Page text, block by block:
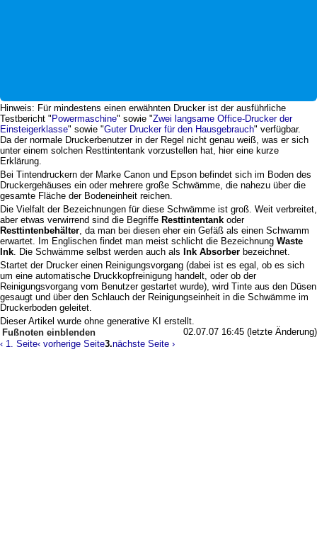
Hinweis: Für mindestens einen erwähnten Drucker ist der ausführliche
Testbericht " Powermaschine" sowie "Zwei langsame Office-Drucker der
Einsteigerklasse" sowie "Guter Drucker für den Hausgebrauch" verfügbar.
Da der normale Druckerbenutzer in der Regel nicht genau weiß, was er sich
unter einem solchen Resttintentank vorzustellen hat, hier eine kurze
Erklärung.
Bei Tintendruckern der Marke Canon und Epson befindet sich im Boden des
Druckergehäuses ein oder mehrere große Schwämme, die nahezu über die
gesamte Fläche der Bodeneinheit reichen.
Die Vielfalt der Bezeichnungen für diese Schwämme ist groß. Weit verbreitet,
aber etwas verwirrend sind die Begriffe Resttintentank oder
Resttintenbehälter, da man bei diesen eher ein Gefäß als einen Schwamm
erwartet. Im Englischen findet man meist schlicht die Bezeichnung Waste
Ink. Die Schwämme selbst werden auch als Ink Absorber bezeichnet.
Startet der Drucker einen Reinigungsvorgang (dabei ist es egal, ob es sich
um eine automatische Druckkopfreinigung handelt, oder ob der
Reinigungsvorgang vom Benutzer gestartet wurde), wird Tinte aus den Düsen
gesaugt und über den Schlauch der Reinigungseinheit in die Schwämme im
Druckerboden geleitet.
Dieser Artikel wurde ohne generative KI erstellt.
02.07.07 16:45 (letzte Änderung)
Fußnoten
‹ 1. Seite‹ vorherige Seite3.nächste Seite ›